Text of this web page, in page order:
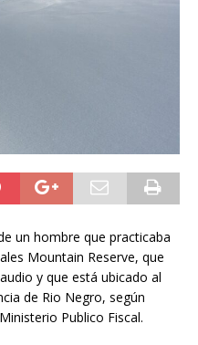
un hombre que practicaba
Mountain Reserve, que
y que está ubicado al
de Rio Negro, según
Publico Fiscal.